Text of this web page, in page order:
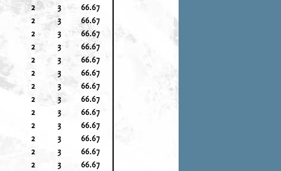
2 3
66.67
2 3
66.67
2 3
66.67
2 3
66.67
2 3
66.67
2 3
66.67
2 3
66.67
2 3
66.67
2 3
66.67
2 3
66.67
2 3
66.67
2 3
66.67
2 3
66.67